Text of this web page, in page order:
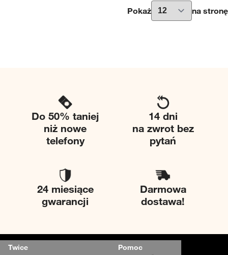
Pokaż na stronę
Do 50% taniej
niż nowe
telefony
14 dni
na zwrot bez
pytań
24 miesiące
gwarancji
Darmowa
dostawa!
Twice Pomoc